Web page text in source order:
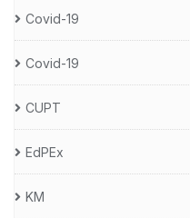
Covid-19
Covid-19
CUPT
EdPEx
KM